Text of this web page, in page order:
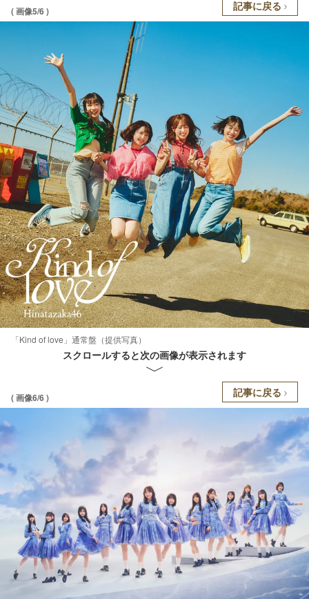
( 画像5/6 ) 記事に戻る
「Kind of love」通常盤（提供写真）
スクロールすると次の画像が表示されます
( 画像6/6 ) 記事に戻る